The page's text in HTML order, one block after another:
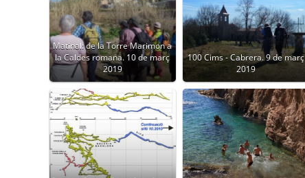
Matinal: de la Torre Marimon a
la Caldes romana. 10 de març
2019
100 Cims - Cabrera. 9 de març
2019